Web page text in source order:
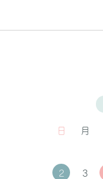
日 月
2
3